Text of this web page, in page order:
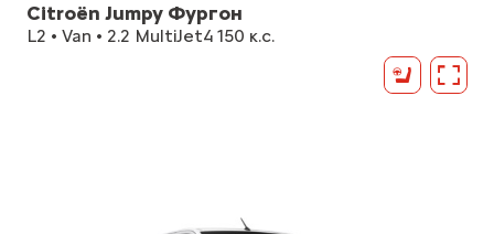
Citroën Jumpy Фургон
L2 • Van • 2.2 MultiJet4 150 к.с.